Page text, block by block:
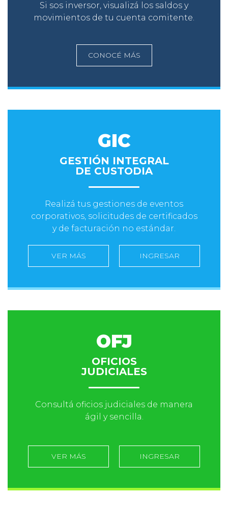
Si sos inversor, visualizá los saldos y
movimientos de tu cuenta comitente.
CONOCÉ MÁS
GIC
GESTIÓN INTEGRAL
DE CUSTODIA
Realizá tus gestiones de eventos
corporativos, solicitudes de certificados
y de facturación no estándar.
VER MÁS INGRESAR
OFJ
OFICIOS
JUDICIALES
Consultá oficios judiciales de manera
ágil y sencilla.
VER MÁS INGRESAR